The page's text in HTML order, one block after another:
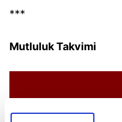
***
Mutluluk Takvimi